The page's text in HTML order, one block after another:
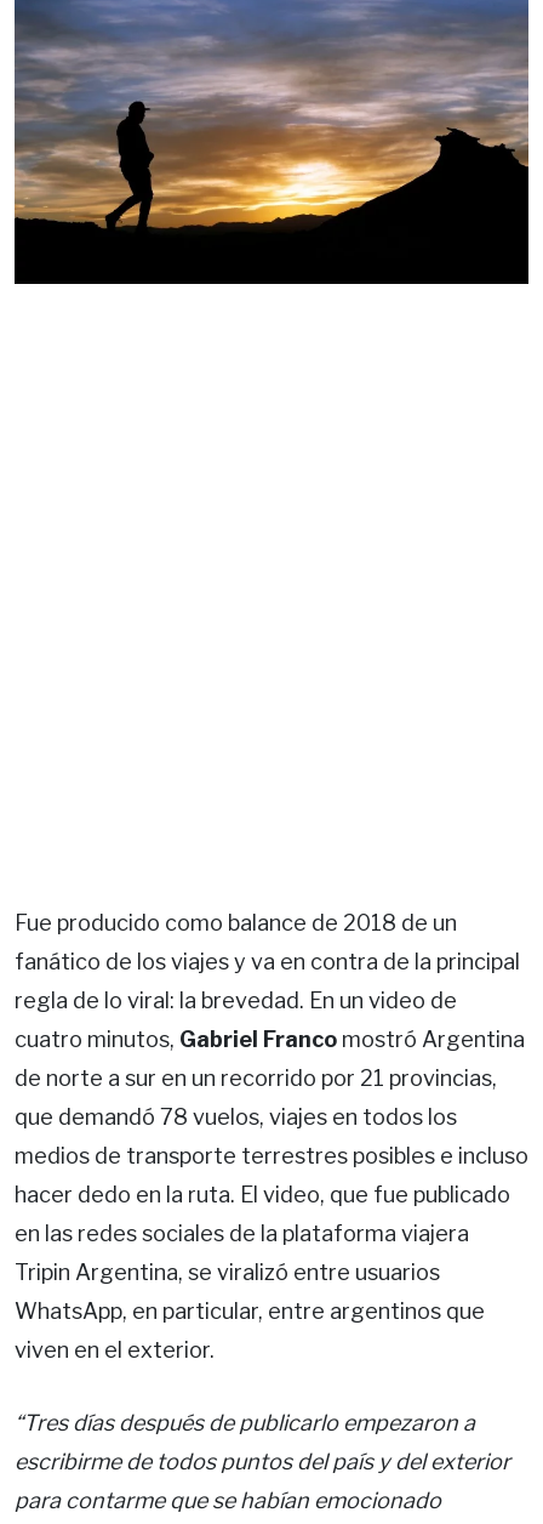
Fue producido como balance de 2018 de un
fanático de los viajes y va en contra de la principal
regla de lo viral: la brevedad. En un video de
cuatro minutos, Gabriel Franco mostró Argentina
de norte a sur en un recorrido por 21 provincias,
que demandó 78 vuelos, viajes en todos los
medios de transporte terrestres posibles e incluso
hacer dedo en la ruta. El video, que fue publicado
en las redes sociales de la plataforma viajera
Tripin Argentina, se viralizó entre usuarios
WhatsApp, en particular, entre argentinos que
viven en el exterior.
“Tres días después de publicarlo empezaron a
escribirme de todos puntos del país y del exterior
para contarme que se habían emocionado